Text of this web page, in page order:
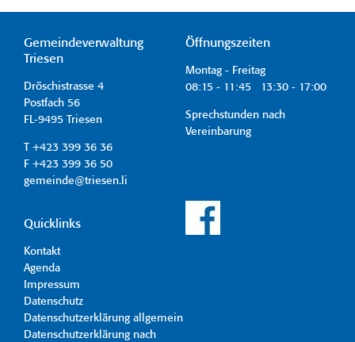
Gemeindeverwaltung
Triesen
Dröschistrasse 4
Postfach 56
FL-9495 Triesen
T +423 399 36 36
F +423 399 36 50
gemeinde@triesen.li
Öffnungszeiten
Montag - Freitag
08:15 - 11:45 13:30 - 17:00
Sprechstunden nach
Vereinbarung
Quicklinks
Kontakt
Agenda
Impressum
Datenschutz
Datenschutzerklärung allgemein
Datenschutzerklärung nach